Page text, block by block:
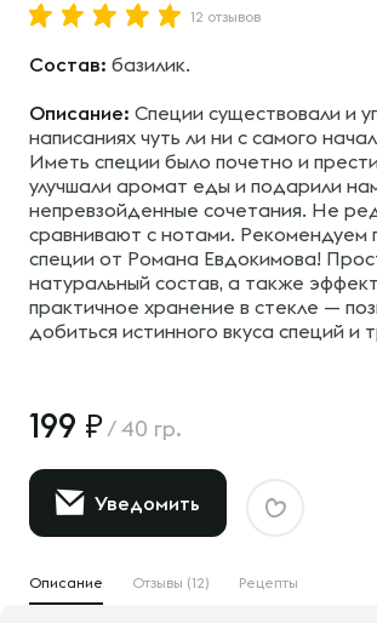
12 отзывов
Состав: базилик.
Описание: Специи существовали и
написаниях чуть ли ни с самого
Иметь специи было почетно и
улучшали аромат еды и подарили
непревзойденные сочетания. Не
сравнивают с нотами. Рекомендуем
специи от Романа Евдокимова!
натуральный состав, а также
практичное хранение в стекле —
добиться истинного вкуса специй и
199 / 40 гр.
Уведомить
Описание Отзывы (12) Рецепты